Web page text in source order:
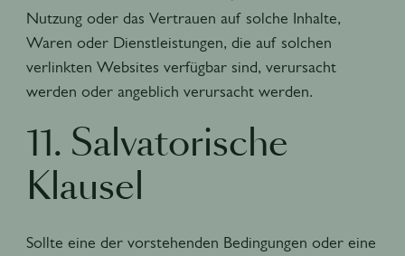
Nutzung oder das Vertrauen auf solche Inhalte,
Waren oder Dienstleistungen, die auf solchen
verlinkten Websites verfügbar sind, verursacht
werden oder angeblich verursacht werden.
11. Salvatorische
Klausel
Sollte eine der vorstehenden Bedingungen oder eine